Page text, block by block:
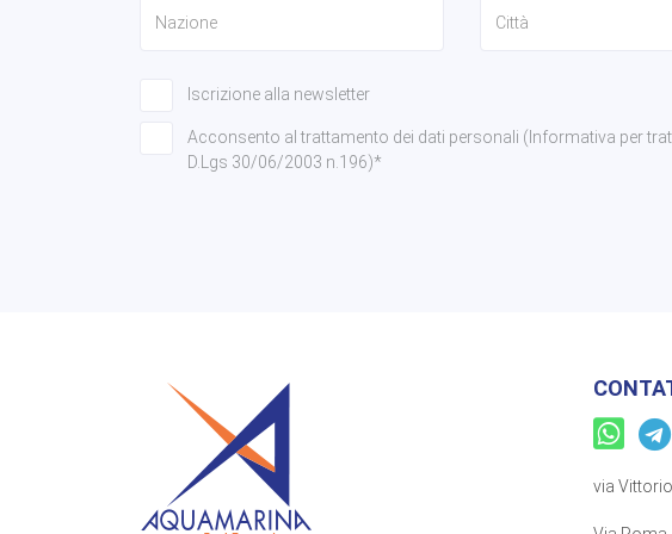
Iscrizione alla newsletter
Acconsento al trattamento dei dati personali (Informativa per
D.Lgs 30/06/2003 n.196)*
via